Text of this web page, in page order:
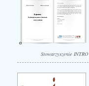
Stowarzyszenie INTRO